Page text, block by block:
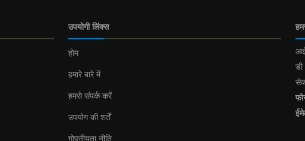
उपयोगी लिंक्स
होम
हमारे बारे में
हमसे संपर्क करें
उपयोग की शर्तें
गोपनीयता नीति
डी